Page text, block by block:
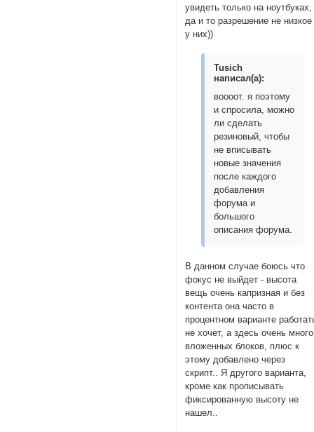
увидеть только на ноутбуках,
да и то разрешение не низкое
у них))
Tusich
написал(а):
воооот. я поэтому
и спросила, можно
ли сделать
резиновый, чтобы
не вписывать
новые значения
после каждого
добавления
форума и
большого
описания форума.
В данном случае боюсь что
фокус не выйдет - высота
вещь очень капризная и без
контента она часто в
процентном варианте
не хочет, а здесь очень много
вложенных блоков, плюс к
этому добавлено через
скрипт.. Я другого варианта,
кроме как прописывать
фиксированную высоту не
нашел..